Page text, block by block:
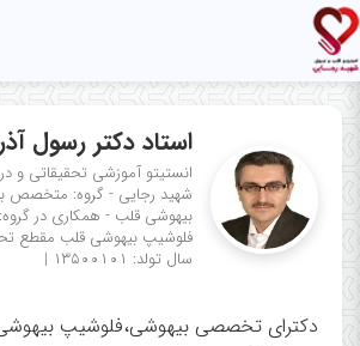
استاد دکتر رسول
انستیتو آموزشی تحقیقاتی و
شهید رجایی - گروه: متخصص
بیهوشی قلب - همکاری در
فلوشیپ بیهوشی قلب مقطع
سال تولد: ۱۳۵۰۰۱۰۱
|
دکترای تخصصی بیهوشی،فلوشیپ